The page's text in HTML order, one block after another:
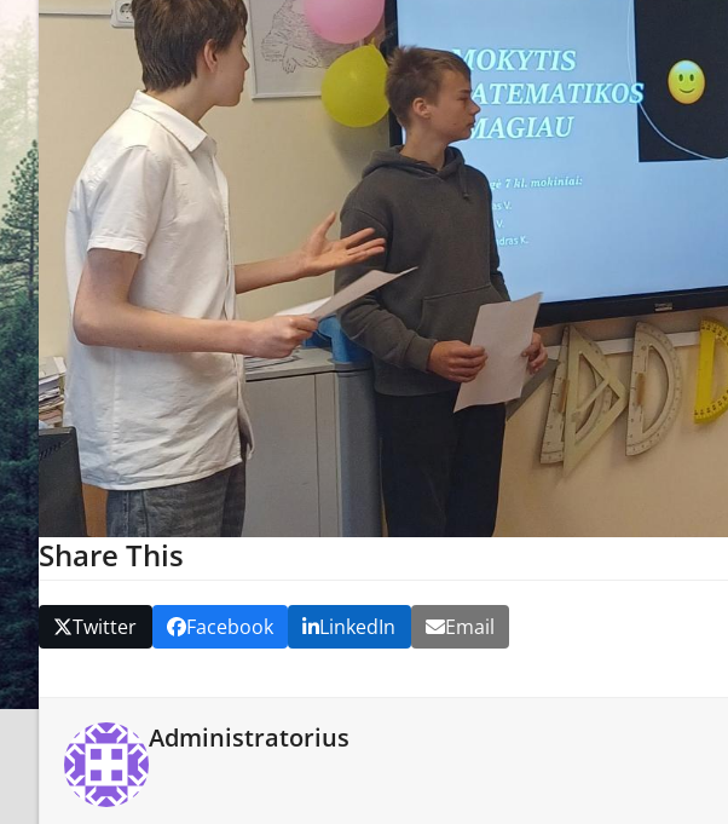
Share This
Twitter Facebook LinkedIn Email
Administratorius